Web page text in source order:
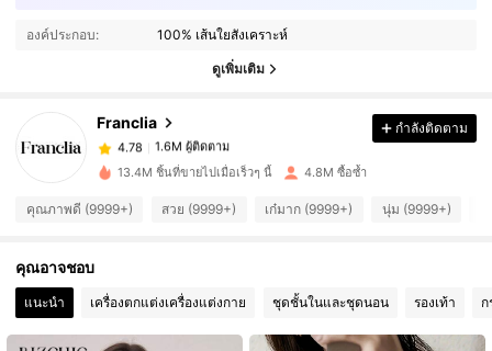
องค์ประกอบ: 100% เส้นใยสังเคราะห์
ดูเพิ่มเติม
Franclia
1.6M ผู้ติดตาม
4.78 1.6M ผู้ติดตาม
4.78 1.6M ผู้ติดตาม
กำลังติดตาม
13.4M ชิ้นที่ขายไปเมื่อเร็วๆ นี้ 4.8M ซื้อซ้ำ
คุณภาพดี (9999+) สวย (9999+) เก๋มาก (9999+) นุ่ม (9999+)
คุณอาจชอบ
แนะนำ เครื่องตกแต่งเครื่องแต่งกาย ชุดชั้นในและชุดนอน รองเท้า ก